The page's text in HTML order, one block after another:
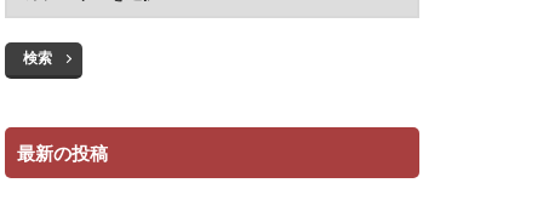
検索
最新の投稿